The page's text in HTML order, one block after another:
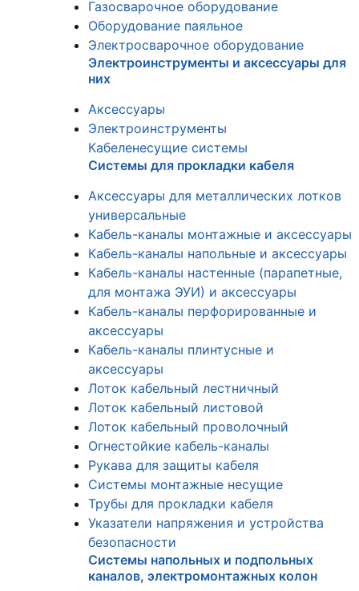
Газосварочное оборудование
Оборудование паяльное
Электросварочное оборудование
Электроинструменты и аксессуары для
них
Аксессуары
Электроинструменты
Кабеленесущие системы
Системы для прокладки кабеля
Аксессуары для металлических лотков
универсальные
Кабель-каналы монтажные и аксессуары
Кабель-каналы напольные и аксессуары
Кабель-каналы настенные (парапетные,
для монтажа ЭУИ) и аксессуары
Кабель-каналы перфорированные и
аксессуары
Кабель-каналы плинтусные и
аксессуары
Лоток кабельный лестничный
Лоток кабельный листовой
Лоток кабельный проволочный
Огнестойкие кабель-каналы
Рукава для защиты кабеля
Системы монтажные несущие
Трубы для прокладки кабеля
Указатели напряжения и устройства
безопасности
Системы напольных и подпольных
каналов, электромонтажных колон